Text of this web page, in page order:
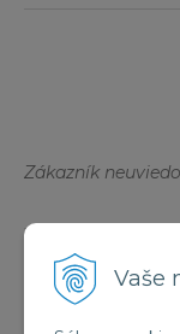
Vaše
Zákazník